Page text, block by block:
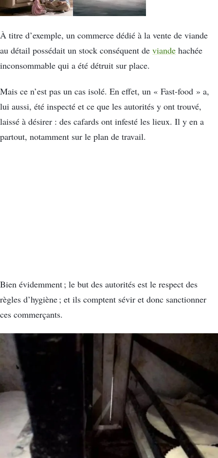
À titre d’exemple, un commerce dédié à la vente de viande
au détail possédait un stock conséquent de viande hachée
inconsommable qui a été détruit sur place.
Mais ce n’est pas un cas isolé. En effet, un « Fast-food » a,
lui aussi, été inspecté et ce que les autorités y ont trouvé,
laissé à désirer : des cafards ont infesté les lieux. Il y en a
partout, notamment sur le plan de travail.
Bien évidemment ; le but des autorités est le respect des
règles d’hygiène ; et ils comptent sévir et donc sanctionner
ces commerçants.